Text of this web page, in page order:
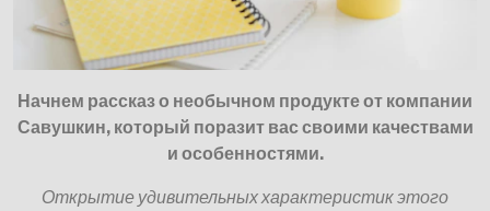
Начнем рассказ о необычном продукте от компании
Савушкин, который поразит вас своими качествами
и особенностями.
Открытие удивительных характеристик этого